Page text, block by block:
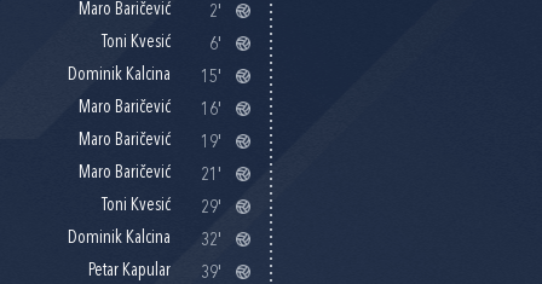
Maro Baričević
2'
Toni Kvesić
6'
Dominik Kalcina
15'
Maro Baričević
16'
Maro Baričević
19'
Maro Baričević
21'
Toni Kvesić
29'
Dominik Kalcina
32'
Petar Kapular
39'